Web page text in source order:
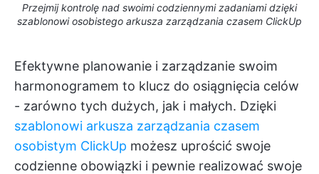
Przejmij kontrolę nad swoimi codziennymi zadaniami dzięki
szablonowi osobistego arkusza zarządzania czasem ClickUp
Efektywne planowanie i zarządzanie swoim
harmonogramem to klucz do osiągnięcia celów
- zarówno tych dużych, jak i małych. Dzięki
szablonowi arkusza zarządzania czasem
osobistym ClickUp możesz uprościć swoje
codzienne obowiązki i pewnie realizować swoje